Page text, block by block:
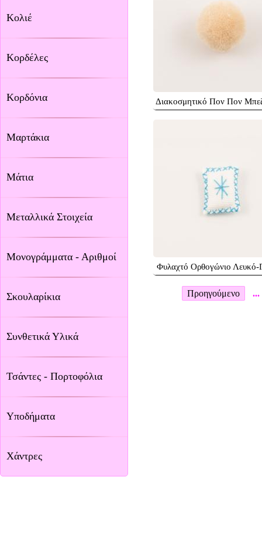
Κολιέ
Κορδέλες
Κορδόνια
Μαρτάκια
Μάτια
Μεταλλικά Στοιχεία
Μονογράμματα - Αριθμοί
Σκουλαρίκια
Συνθετικά Υλικά
Τσάντες - Πορτοφόλια
Υποδήματα
Χάντρες
Διακοσμητικό Πον Πον
Φυλαχτό Ορθογώνιο Λευκό-
Προηγούμενο ...